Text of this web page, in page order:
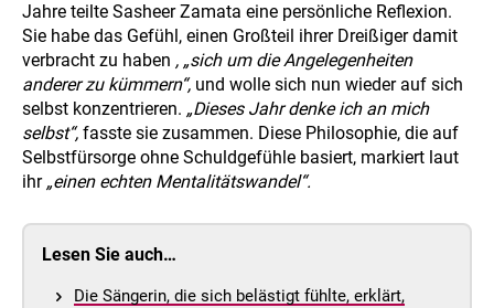
Jahre teilte Sasheer Zamata eine persönliche Reflexion.
Sie habe das Gefühl, einen Großteil ihrer Dreißiger damit
verbracht zu haben , „sich um die Angelegenheiten
anderer zu kümmern“, und wolle sich nun wieder auf sich
selbst konzentrieren. „Dieses Jahr denke ich an mich
selbst“, fasste sie zusammen. Diese Philosophie, die auf
Selbstfürsorge ohne Schuldgefühle basiert, markiert laut
ihr „einen echten Mentalitätswandel“.
Lesen Sie auch…
Die Sängerin, die sich belästigt fühlte, erklärt,